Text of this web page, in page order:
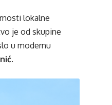
lokalne
je od skupine
u modernu
.